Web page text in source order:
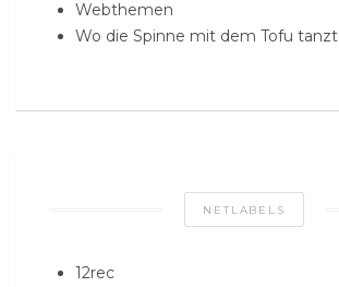
Webthemen
Wo die Spinne mit dem Tofu tanzt
NETLABELS
12rec